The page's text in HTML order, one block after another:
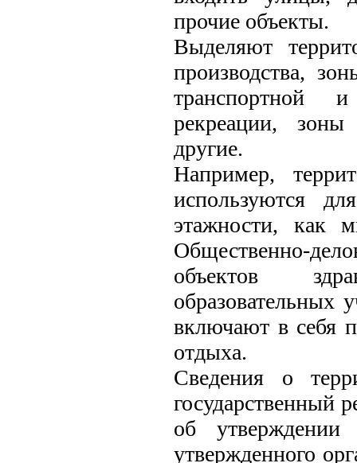
прочие объекты.
Выделяют
производства,
транспортной
рекреации, зоны
другие.
Например,
используются
этажности, как
Общественно-
объектов
образовательных
включают в себя
отдыха.
Сведения о
государственный
об утверждении
утвержденного